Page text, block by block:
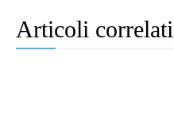
Articoli correlati